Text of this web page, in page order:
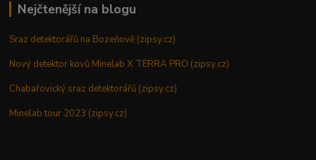
Nejčtenější na blogu
Sraz detektorářů na Bozeňově (zipsy.cz)
Nový detektor kovů Minelab X TERRA PRO (zipsy.cz)
Chabařovický sraz detektorářů (zipsy.cz)
Minelab tour 2023 (zipsy.cz)